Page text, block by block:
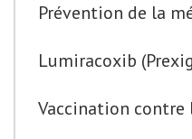
Prévention de la
Lumiracoxib
Vaccination contre